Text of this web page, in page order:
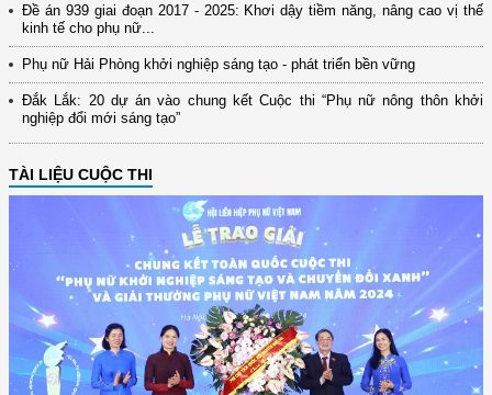
Đề án 939 giai đoạn 2017 - 2025: Khơi dậy tiềm năng, nâng cao vị thế
kinh tế cho phụ nữ...
Phụ nữ Hải Phòng khởi nghiệp sáng tạo - phát triển bền vững
Đắk Lắk: 20 dự án vào chung kết Cuộc thi “Phụ nữ nông thôn khởi
nghiệp đổi mới sáng tạo”
TÀI LIỆU CUỘC THI